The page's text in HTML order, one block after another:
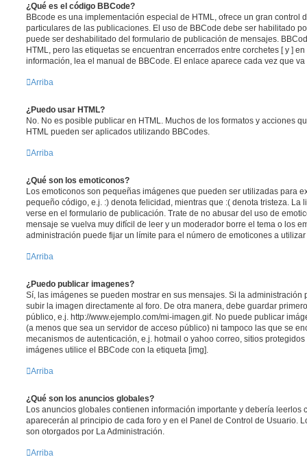
¿Qué es el código BBCode?
BBcode es una implementación especial de HTML, ofrece un gran control
particulares de las publicaciones. El uso de BBCode debe ser habilitado
puede ser deshabilitado del formulario de publicación de mensajes.
HTML, pero las etiquetas se encuentran encerrados entre corchetes [ y ]
información, lea el manual de BBCode. El enlace aparece cada vez que
Arriba
¿Puedo usar HTML?
No. No es posible publicar en HTML. Muchos de los formatos y acciones
HTML pueden ser aplicados utilizando BBCodes.
Arriba
¿Qué son los emoticonos?
Los emoticonos son pequeñas imágenes que pueden ser utilizadas para
pequeño código, e.j. :) denota felicidad, mientras que :( denota tristeza. La
verse en el formulario de publicación. Trate de no abusar del uso de
mensaje se vuelva muy difícil de leer y un moderador borre el tema o los
administración puede fijar un límite para el número de emoticones a
Arriba
¿Puedo publicar imagenes?
Sí, las imágenes se pueden mostrar en sus mensajes. Si la administración
subir la imagen directamente al foro. De otra manera, debe guardar
público, e.j. http://www.ejemplo.com/mi-imagen.gif. No puede publicar
(a menos que sea un servidor de acceso público) ni tampoco las que se
mecanismos de autenticación, e.j. hotmail o yahoo correo, sitios
imágenes utilice el BBCode con la etiqueta [img].
Arriba
¿Qué son los anuncios globales?
Los anuncios globales contienen información importante y debería leerlos
aparecerán al principio de cada foro y en el Panel de Control de Usuario.
son otorgados por La Administración.
Arriba